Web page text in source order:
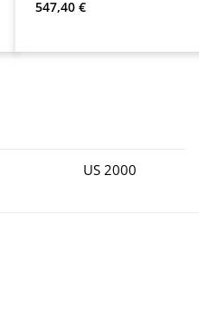
Regulärer Preis:
547,40 €
US 2000